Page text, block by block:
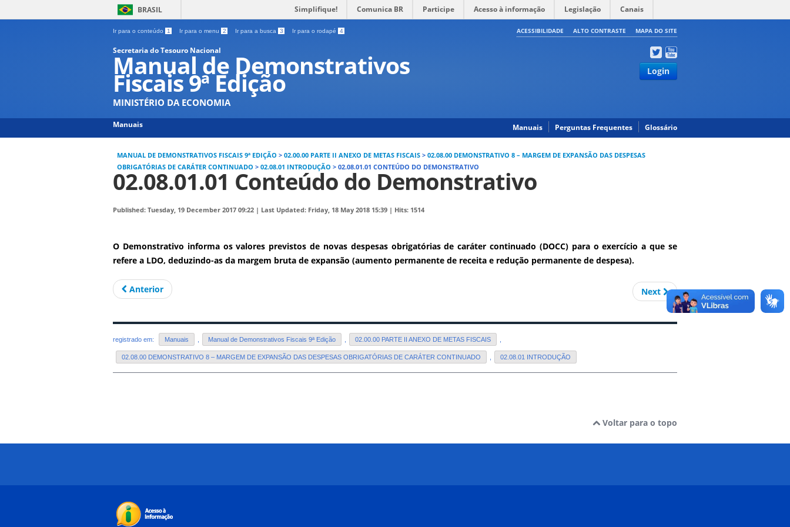
BRASIL Simplifique! Comunica BR Participe Acesso à informação Legislação Canais
Ir para o conteúdo 1 Ir para o menu 2 Ir para a busca 3 Ir para o rodapé 4 ACESSIBILIDADE ALTO CONTRASTE MAPA DO SITE
Secretaria do Tesouro Nacional
Manual de Demonstrativos
Fiscais 9ª Edição
MINISTÉRIO DA ECONOMIA
Login
Manuais Perguntas Frequentes Glossário
Manuais
MANUAL DE DEMONSTRATIVOS FISCAIS 9ª EDIÇÃO > 02.00.00 PARTE II ANEXO DE METAS FISCAIS > 02.08.00 DEMONSTRATIVO 8 – MARGEM DE EXPANSÃO DAS DESPESAS
OBRIGATÓRIAS DE CARÁTER CONTINUADO > 02.08.01 INTRODUÇÃO > 02.08.01.01 CONTEÚDO DO DEMONSTRATIVO
02.08.01.01 Conteúdo do Demonstrativo
Published: Tuesday, 19 December 2017 09:22 | Last Updated: Friday, 18 May 2018 15:39 | Hits: 1514
O Demonstrativo informa os valores previstos de novas despesas obrigatórias de caráter continuado (DOCC) para o exercício a que se
refere a LDO, deduzindo-as da margem bruta de expansão (aumento permanente de receita e redução permanente de despesa).
Anterior Next
registrado em: Manuais Manual de Demonstrativos Fiscais 9ª Edição 02.00.00 PARTE II ANEXO DE METAS FISCAIS
02.08.00 DEMONSTRATIVO 8 – MARGEM DE EXPANSÃO DAS DESPESAS OBRIGATÓRIAS DE CARÁTER CONTINUADO 02.08.01 INTRODUÇÃO
Voltar para o topo